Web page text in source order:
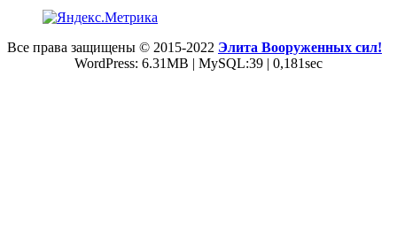
Все права защищены © 2015-2022 Элита Вооруженных сил!
WordPress: 6.31MB | MySQL:39 | 0,181sec